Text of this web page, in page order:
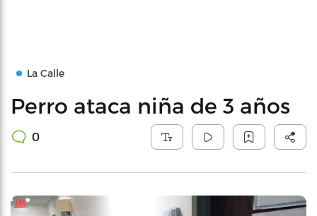
La Calle
Perro ataca niña de 3 años
0